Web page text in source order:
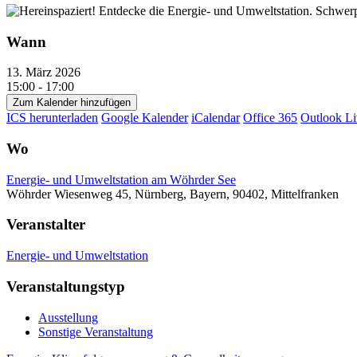
Wann
13. März 2026
15:00 - 17:00
Zum Kalender hinzufügen
ICS herunterladen Google Kalender iCalendar Office 365 Outlook
Wo
Energie- und Umweltstation am Wöhrder See
Wöhrder Wiesenweg 45, Nürnberg, Bayern, 90402, Mittelfranken
Veranstalter
Energie- und Umweltstation
Veranstaltungstyp
Ausstellung
Sonstige Veranstaltung